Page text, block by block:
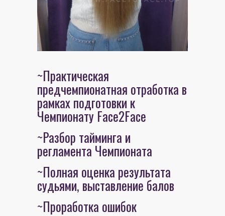
~Практическая
предчемпионатная отработка в
рамках подготовки к
Чемпионату Face2Face
~Разбор тайминга и
регламента Чемпионата
~Полная оценка результата
судьями, выставление балов
~Проработка ошибок